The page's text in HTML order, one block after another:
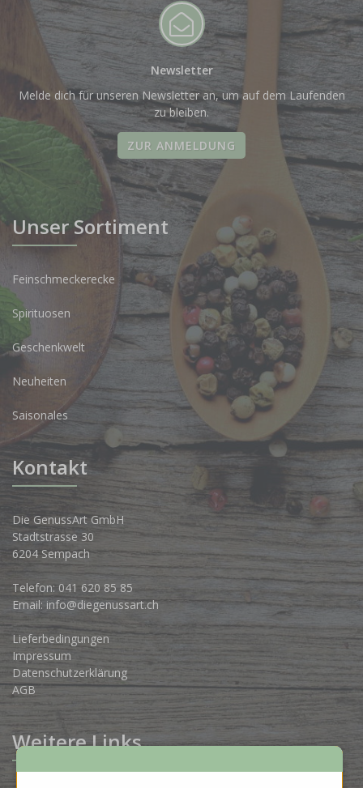
Newsletter
Melde dich für unseren Newsletter an, um auf dem Laufenden
zu bleiben.
ZUR ANMELDUNG
Unser Sortiment
Feinschmeckerecke
Spirituosen
Geschenkwelt
Neuheiten
Saisonales
Kontakt
Die GenussArt GmbH
Stadtstrasse 30
6204 Sempach
Telefon: 041 620 85 85
Email: info@diegenussart.ch
Lieferbedingungen
Impressum
Datenschutzerklärung
AGB
Weitere Links